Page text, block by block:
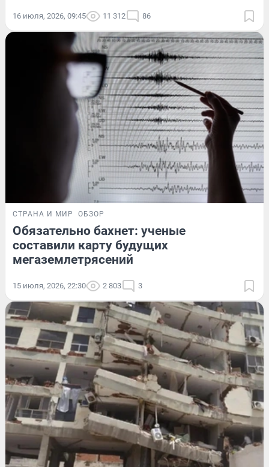
16 июля, 2026, 09:45 11 312 86
СТРАНА И МИР ОБЗОР
Обязательно бахнет: ученые
составили карту будущих
мегаземлетрясений
15 июля, 2026, 22:30 2 803 3